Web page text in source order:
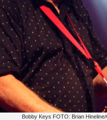
Bobby Keys FOTO: Brian